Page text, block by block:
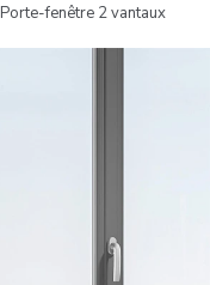
Porte-fenêtre 2 vantaux